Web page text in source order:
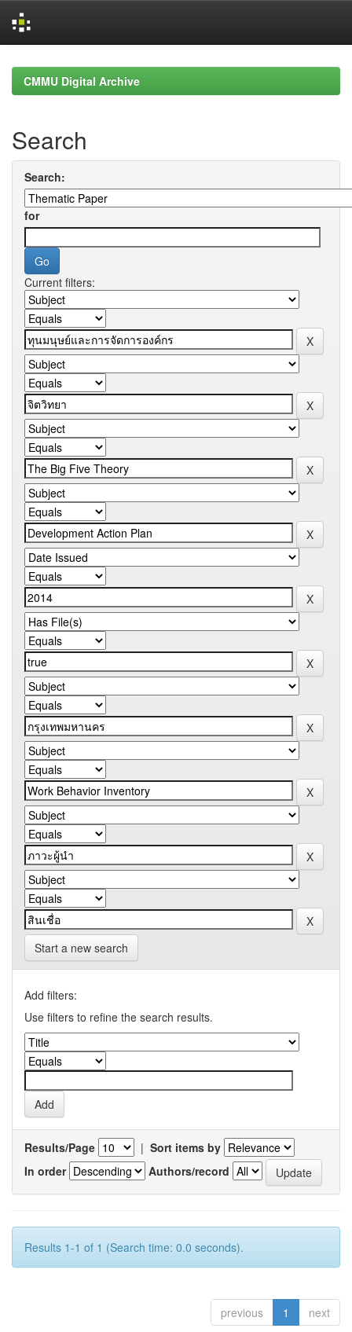
navigationCMMU Digital Archive
Search
Search:
for
Current filters:
Start a new search
Add filters:
Use filters to refine the search results.
Results/Page | Sort items by
In order
Authors/record
Results 1-1 of 1 (Search time: 0.0 seconds).
previous 1 next